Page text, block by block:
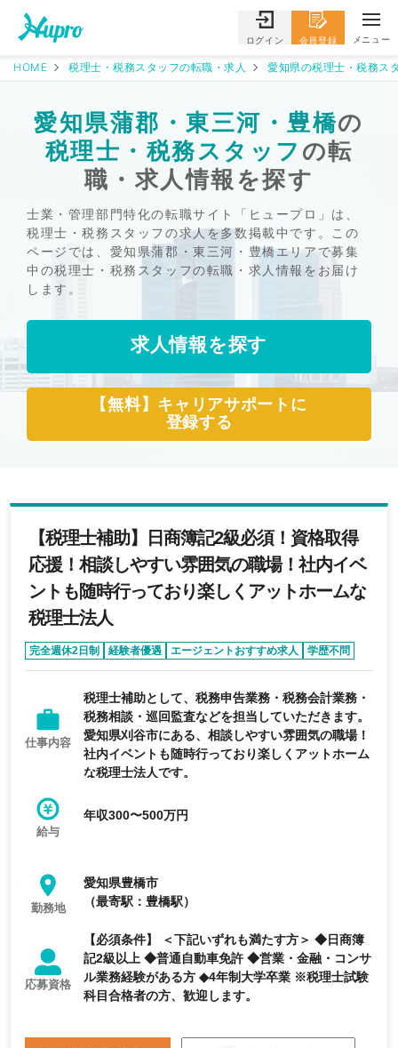
ログイン 会員登録 メニュー
HOME 税理士・税務スタッフの転職・求人 愛知県の税理士・税務ス
愛知県蒲郡・東三河・豊橋の
税理士・税務スタッフ の転
職・求人情報を探す
士業・管理部門特化の転職サイト「ヒュープロ」は、
税理士・税務スタッフの求人を多数掲載中です。この
ページでは、愛知県蒲郡・東三河・豊橋エリアで募集
中の税理士・税務スタッフの転職・求人情報をお届け
します。
求人情報を探す
【無料】キャリアサポートに
登録する
【税理士補助】日商簿記2級必須！資格取得
応援！相談しやすい雰囲気の職場！社内イベ
ントも随時行っており楽しくアットホームな
税理士法人
完全週休2日制 経験者優遇 エージェントおすすめ求人
学歴不問
第二新卒歓迎
仕事内容
税理士補助として、税務申告業務・税務会計業務・
税務相談・巡回監査などを担当していただきます。
愛知県刈谷市にある、相談しやすい雰囲気の職場！
社内イベントも随時行っており楽しくアットホーム
な税理士法人です。
給与
年収300〜500万円
勤務地
愛知県豊橋市
（最寄駅：豊橋駅）
応募資格
【必須条件】 ＜下記いずれも満たす方＞ ◆日商簿
記2級以上 ◆普通自動車免許 ◆営業・金融・コンサ
ル業務経験がある方 ◆4年制大学卒業 ※税理士試験
科目合格者の方、歓迎します。